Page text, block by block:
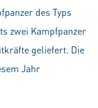
des Typs
zwei Kampfpanzer
geliefert. Die
Jahr